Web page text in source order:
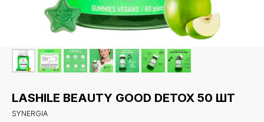
LASHILE BEAUTY GOOD DETOX 50 ШТ
SYNERGIA